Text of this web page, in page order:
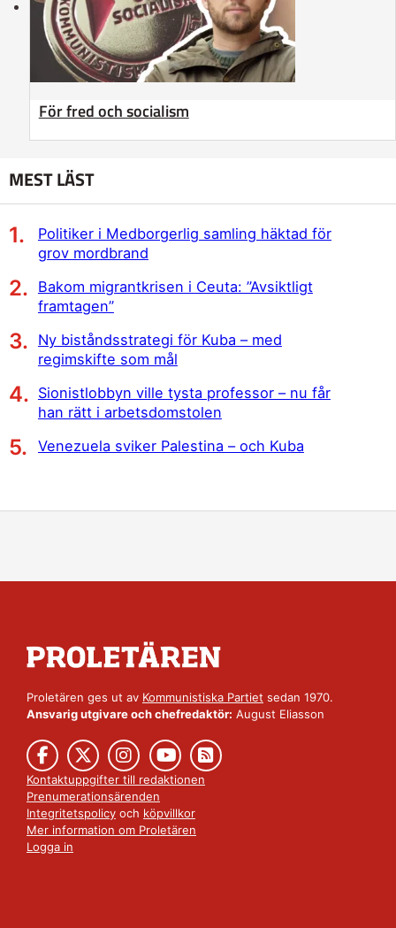
För fred och socialism
MEST LÄST
Politiker i Medborgerlig samling häktad för
grov mordbrand
Bakom migrantkrisen i Ceuta: ”Avsiktligt
framtagen”
Ny biståndsstrategi för Kuba – med
regimskifte som mål
Sionistlobbyn ville tysta professor – nu får
han rätt i arbetsdomstolen
Venezuela sviker Palestina – och Kuba
Proletären ges ut av Kommunistiska Partiet sedan 1970.
Ansvarig utgivare och chefredaktör: August Eliasson
Kontaktuppgifter till redaktionen
Prenumerationsärenden
Integritetspolicy och köpvillkor
Mer information om Proletären
Logga in